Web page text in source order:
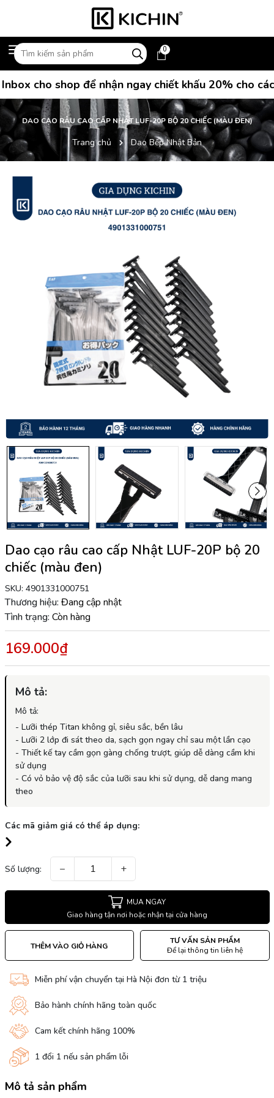
0
cho shop để nhận ngay chiết khấu 20% cho các
DAO CẠO RÂU CAO CẤP NHẬT LUF-20P BỘ 20 CHIẾC (MÀU ĐEN)
Trang chủ Dao Bếp Nhật Bản
Dao cạo râu cao cấp Nhật LUF-20P bộ 20
chiếc (màu đen)
SKU: 4901331000751
Thương hiệu: Đang cập nhật
Tình trạng: Còn hàng
169.000₫
Mô tả:
Mô tả:
- Lưỡi thép Titan không gỉ, siêu sắc, bền lâu
- Lưỡi 2 lớp đi sát theo da, sạch gọn ngay chỉ sau một lần cạo
- Thiết kế tay cầm gọn gàng chống trượt, giúp dễ dàng cầm khi
sử dụng
- Có vỏ bảo vệ độ sắc của lưỡi sau khi sử dụng, dễ dang mang
theo
Các mã giảm giá có thể áp dụng:
Số lượng: − +
MUA NGAY
Giao hàng tận nơi hoặc nhận tại cửa hàng
THÊM VÀO GIỎ HÀNG
TƯ VẤN SẢN PHẨM
Để lại thông tin liên hệ
Miễn phí vận chuyển tại Hà Nội đơn từ 1 triệu
Bảo hành chính hãng toàn quốc
Cam kết chính hãng 100%
1 đổi 1 nếu sản phẩm lỗi
Mô tả sản phẩm